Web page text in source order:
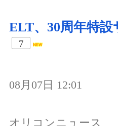
ELT、30周年特
7
08月07日 12:01
オリコンニュース